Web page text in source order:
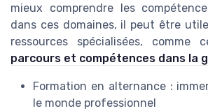
mieux comprendre les
dans ces domaines, il peut être
ressources spécialisées,
parcours et compétences dans la
Formation en alternance :
le monde professionnel